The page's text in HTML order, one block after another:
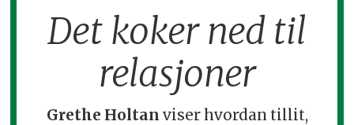
Det koker ned til
relasjoner
Grethe Holtan viser hvordan tillit,